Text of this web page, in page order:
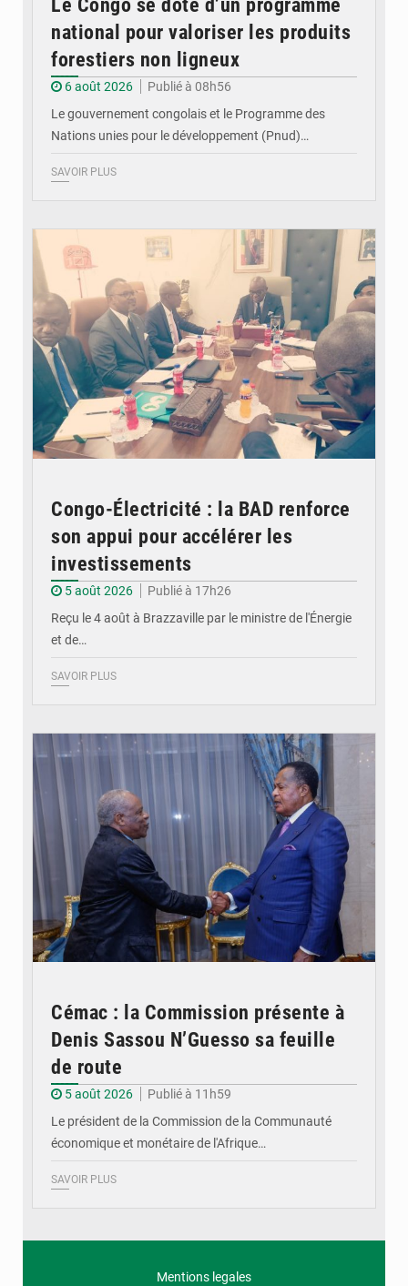
Le Congo se dote d’un programme
national pour valoriser les produits
forestiers non ligneux
6 août 2026
Publié à 08h56
Le gouvernement congolais et le Programme des
Nations unies pour le développement (Pnud)…
SAVOIR PLUS
Congo-Électricité : la BAD renforce
son appui pour accélérer les
investissements
5 août 2026
Publié à 17h26
Reçu le 4 août à Brazzaville par le ministre de l'Énergie
et de…
SAVOIR PLUS
Cémac : la Commission présente à
Denis Sassou N’Guesso sa feuille
de route
5 août 2026
Publié à 11h59
Le président de la Commission de la Communauté
économique et monétaire de l'Afrique…
SAVOIR PLUS
Mentions legales